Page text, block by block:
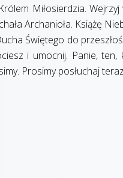
Miłosierdzia.
Archanioła. Książę
Świętego do
i umocnij. Panie,
Prosimy posłuchaj